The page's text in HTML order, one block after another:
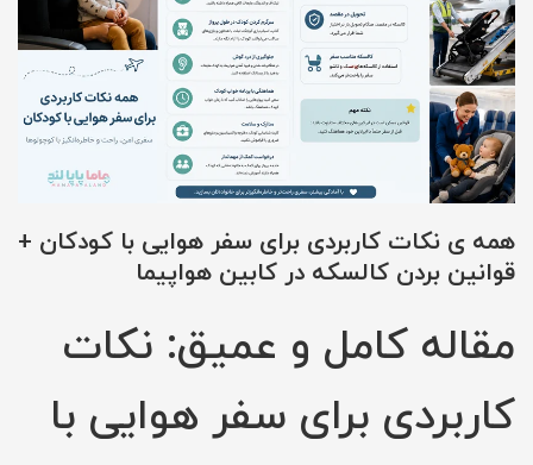
همه ی نکات کاربردی برای سفر هوایی با کودکان +
قوانین بردن کالسکه در کابین هواپیما
مقاله کامل و عمیق: نکات
کاربردی برای سفر هوایی با